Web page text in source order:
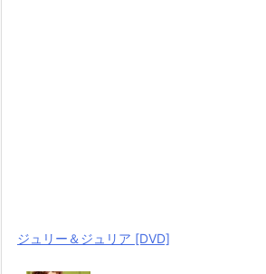
ジュリー＆ジュリア [DVD]